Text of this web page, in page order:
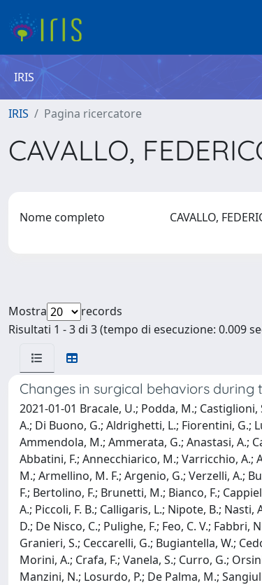
IRIS
IRIS Pagina ricercatore
CAVALLO,
Nome completo CAVALLO,
Mostra
records
Risultati 1 - 3 di 3 (tempo di esecuzione: 0.009
Changes in surgical behaviors during
2021-01-01 Bracale, U.; Podda, M.;
A.; Di Buono, G.; Aldrighetti, L.; Fiorentini, G.;
Ammendola, M.; Ammerata, G.; Anastasi, A.;
Abbatini, F.; Annecchiarico, M.; Varricchio, A.;
M.; Armellino, M. F.; Argenio, G.; Verzelli, A.;
F.; Bertolino, F.; Brunetti, M.; Bianco, F.;
A.; Piccoli, F. B.; Calligaris, L.; Nipote, B.;
D.; De Nisco, C.; Pulighe, F.; Feo, C. V.;
Granieri, S.; Ceccarelli, G.; Bugiantella, W.;
Morini, A.; Crafa, F.; Vanela, S.; Curro, G.;
Manzini, N.; Losurdo, P.; De Palma, M.;